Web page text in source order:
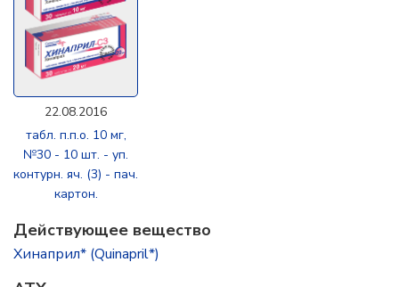
22.08.2016
табл. п.п.о. 10 мг,
№30 - 10 шт. - уп.
контурн. яч. (3) - пач.
картон.
Действующее вещество
Хинаприл* (Quinapril*)